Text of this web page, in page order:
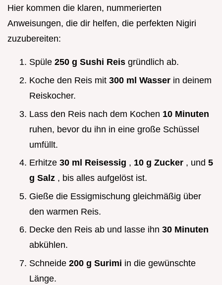
Hier kommen die klaren, nummerierten
Anweisungen, die dir helfen, die perfekten Nigiri
zuzubereiten:
Spüle 250 g Sushi Reis gründlich ab.
Koche den Reis mit 300 ml Wasser in deinem
Reiskocher.
Lass den Reis nach dem Kochen 10 Minuten
ruhen, bevor du ihn in eine große Schüssel
umfüllt.
Erhitze 30 ml Reisessig , 10 g Zucker , und 5
g Salz , bis alles aufgelöst ist.
Gieße die Essigmischung gleichmäßig über
den warmen Reis.
Decke den Reis ab und lasse ihn 30 Minuten
abkühlen.
Schneide 200 g Surimi in die gewünschte
Länge.